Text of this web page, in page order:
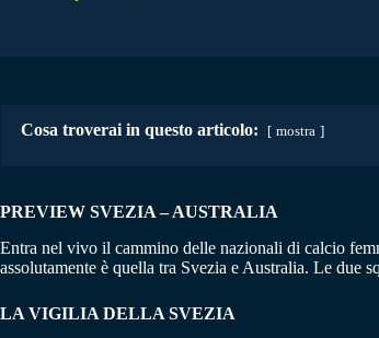
Cosa troverai in questo articolo: mostra
PREVIEW SVEZIA – AUSTRALIA
Entra nel vivo il cammino delle nazionali di calcio
assolutamente è quella tra Svezia e Australia. Le due
LA VIGILIA DELLA SVEZIA